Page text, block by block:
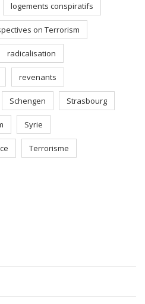
logements conspiratifs
on Terrorism
radicalisation
revenants
Schengen Strasbourg
Syrie
Terrorisme